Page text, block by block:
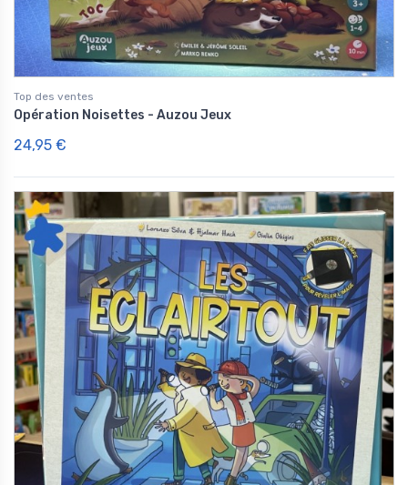
Top des ventes
Opération Noisettes - Auzou Jeux
24,95 €